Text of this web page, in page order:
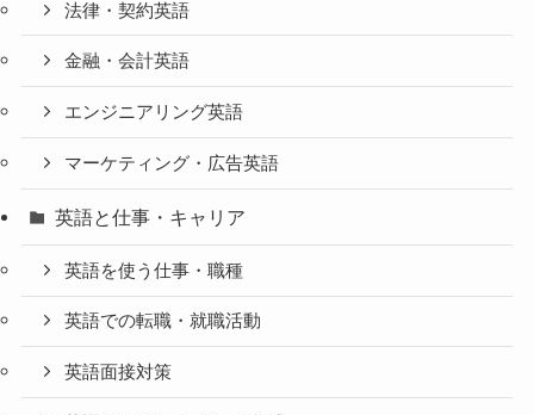
法律・契約英語
金融・会計英語
エンジニアリング英語
マーケティング・広告英語
英語と仕事・キャリア
英語を使う仕事・職種
英語での転職・就職活動
英語面接対策